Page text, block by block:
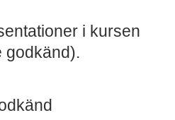
i kursen
godkänd).